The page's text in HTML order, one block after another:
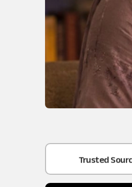
Trusted